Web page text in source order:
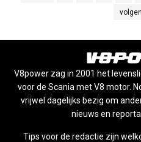
V8power zag in 2001 het
voor de Scania met V8 motor.
vrijwel dagelijks bezig om
nieuws en
Tips voor de redactie zijn